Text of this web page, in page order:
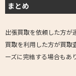
まとめ
出張買取を依頼した方が
買取を利用した方が買取
ーズに完結する場合もあ